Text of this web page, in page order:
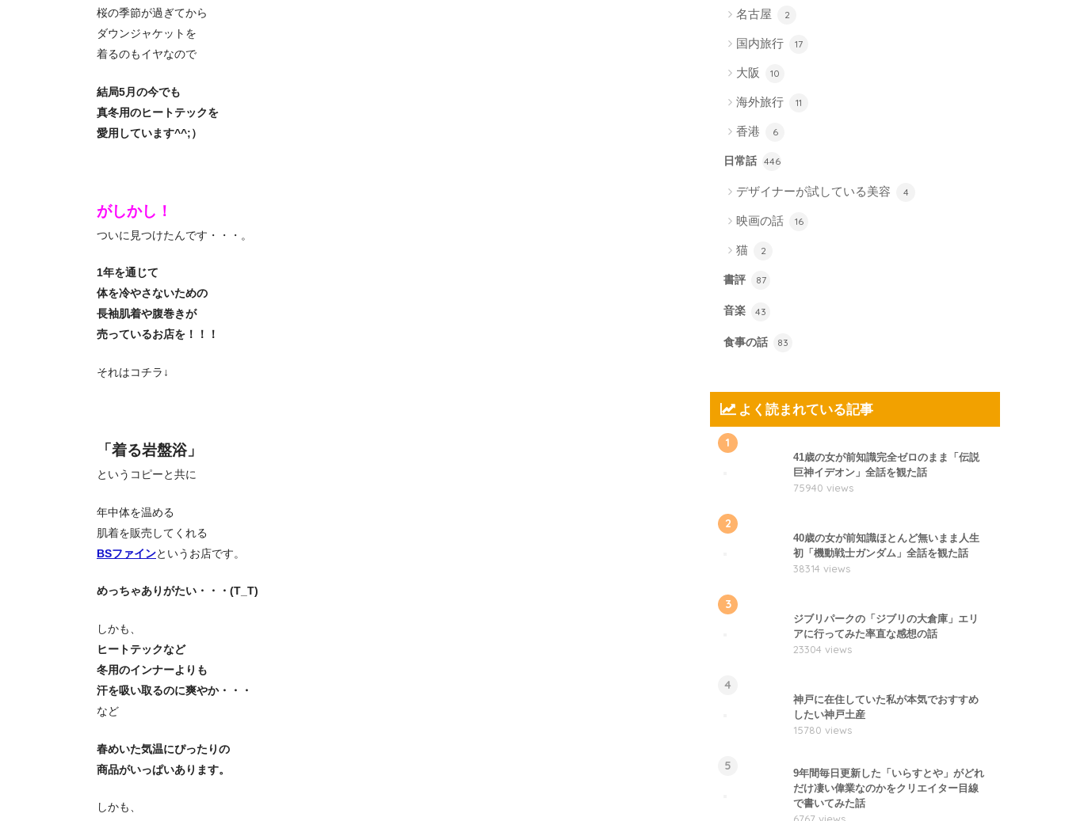
桜の季節が過ぎてから
ダウンジャケットを
着るのもイヤなので
結局5月の今でも
真冬用のヒートテックを
愛用しています^^;）
がしかし！
ついに見つけたんです・・・。
1年を通じて
体を冷やさないための
長袖肌着や腹巻きが
売っているお店を！！！
それはコチラ↓
「着る岩盤浴」
というコピーと共に
年中体を温める
肌着を販売してくれる
BSファインというお店です。
めっちゃありがたい・・・(T_T)
しかも、
ヒートテックなど
冬用のインナーよりも
汗を吸い取るのに爽やか・・・
など
春めいた気温にぴったりの
商品がいっぱいあります。
しかも、
名古屋 2
国内旅行 17
大阪 10
海外旅行 11
香港 6
日常話 446
デザイナーが試している美容 4
映画の話 16
猫 2
書評 87
音楽 43
食事の話 83
よく読まれている記事
1
41歳の女が前知識完全ゼロのまま「伝説
巨神イデオン」全話を観た話
75940 views
2
40歳の女が前知識ほとんど無いまま人生
初「機動戦士ガンダム」全話を観た話
38314 views
3
ジブリパークの「ジブリの大倉庫」エリ
アに行ってみた率直な感想の話
23304 views
4
神戸に在住していた私が本気でおすすめ
したい神戸土産
15780 views
5
9年間毎日更新した「いらすとや」がどれ
だけ凄い偉業なのかをクリエイター目線
で書いてみた話